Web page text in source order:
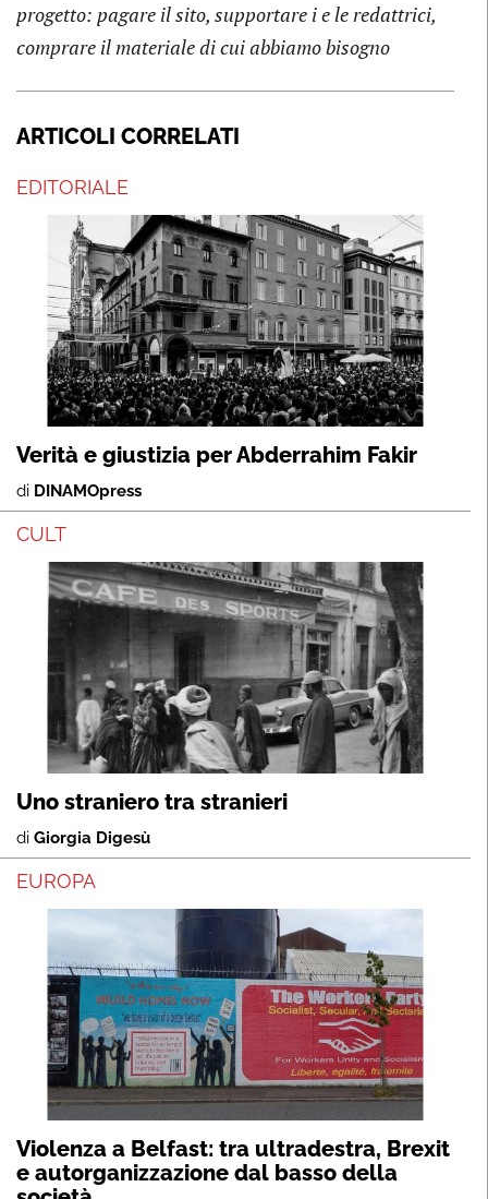
progetto: pagare il sito, supportare i e le redattrici,
comprare il materiale di cui abbiamo bisogno
ARTICOLI CORRELATI
EDITORIALE
Verità e giustizia per Abderrahim Fakir
di DINAMOpress
CULT
Uno straniero tra stranieri
di Giorgia Digesù
EUROPA
Violenza a Belfast: tra ultradestra, Brexit
e autorganizzazione dal basso della